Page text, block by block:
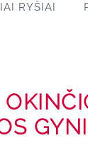
RYŠIAI